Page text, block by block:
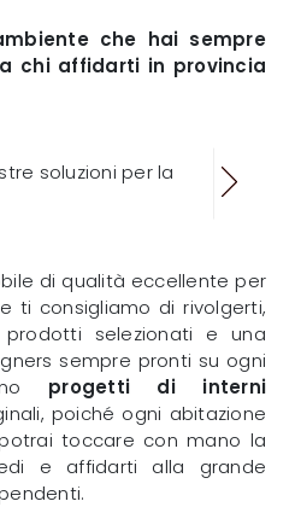
che hai sempre
chi affidarti in provincia
soluzioni per la
di qualità eccellente per
ti consigliamo di rivolgerti,
selezionati e una
sempre pronti su ogni
progetti di interni
poiché ogni abitazione
toccare con mano la
e affidarti alla grande